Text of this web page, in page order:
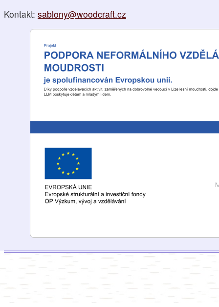
Kontakt: sablony@woodcraft.cz